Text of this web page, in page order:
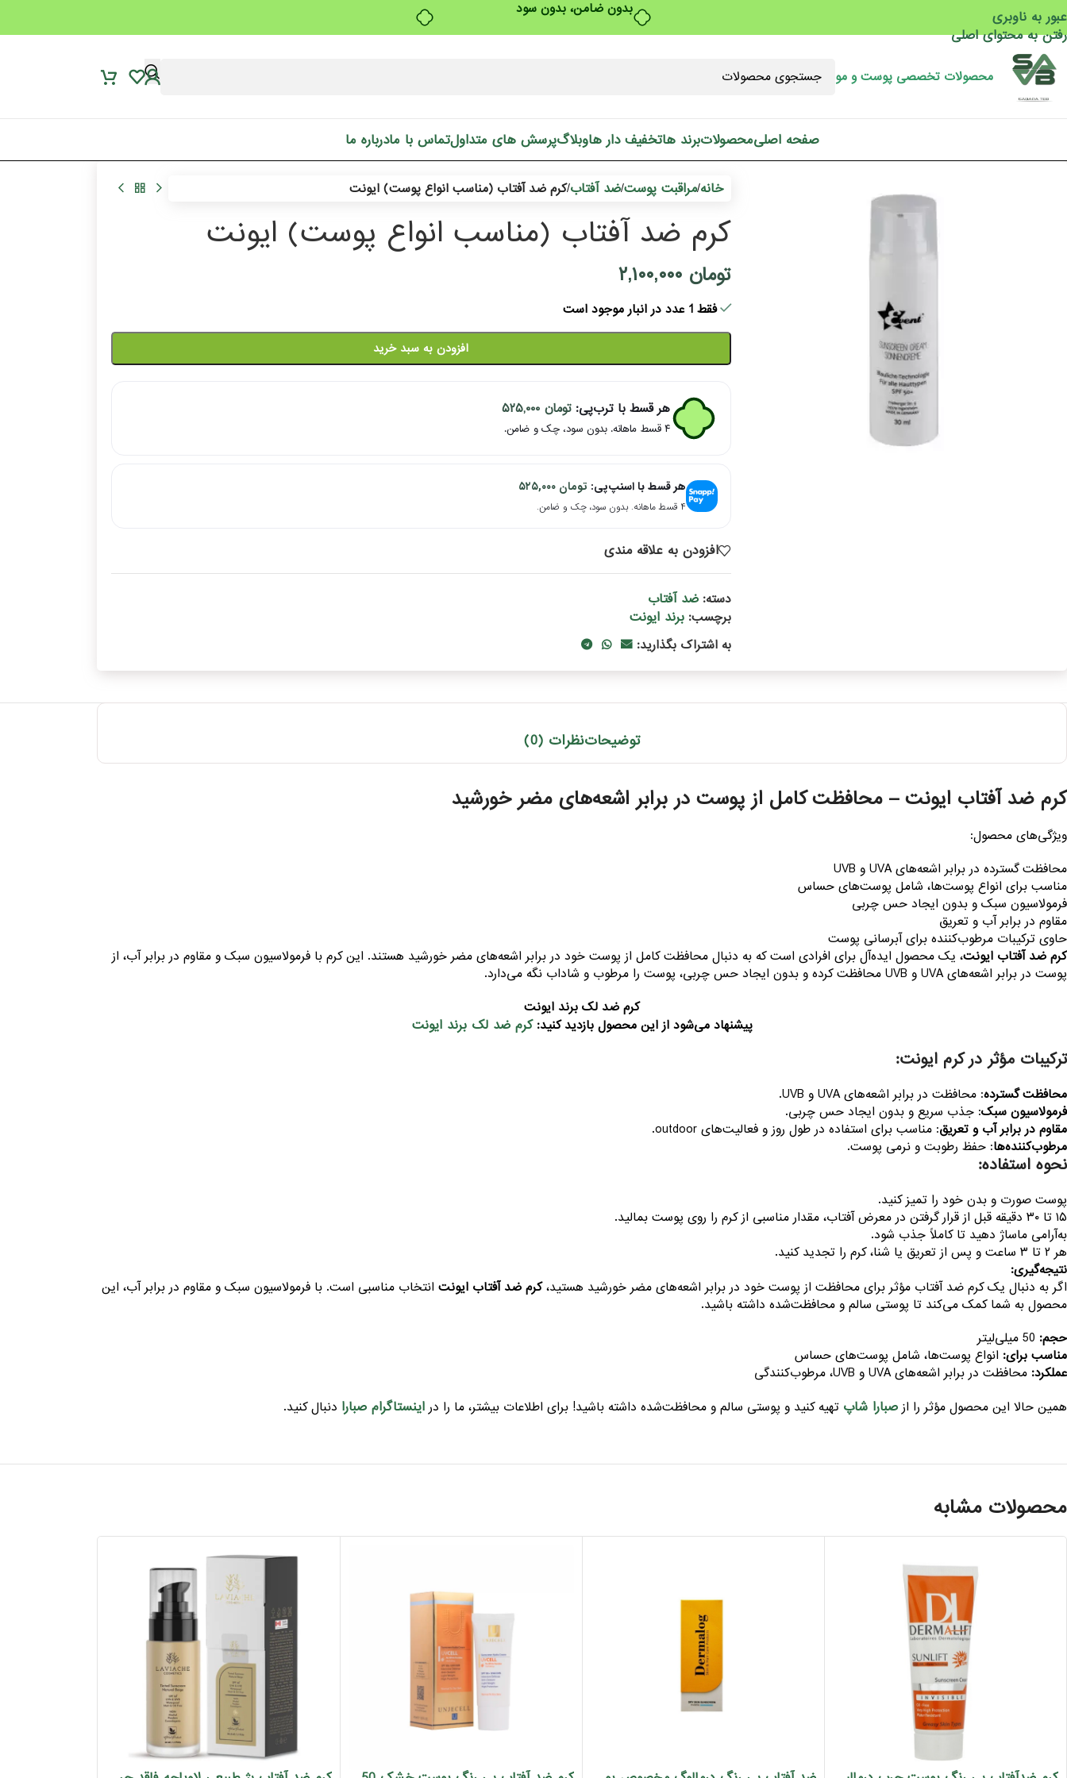
بدون ضامن، بدون سود
عبور به ناوبری
رفتن به محتوای اصلی
محصولات تخصصی پوست و مو
صفحه اصلیمحصولاتبرند هاتخفیف دار هاوبلاگپرسش های متداولتماس با مادرباره ما
خانه/مراقبت پوست/ضد آفتاب/کرم ضد آفتاب (مناسب انواع پوست) ایونت
کرم ضد آفتاب (مناسب انواع پوست) ایونت
تومان ۲,۱۰۰,۰۰۰
فقط 1 عدد در انبار موجود است
افزودن به سبد خرید
هر قسط با ترب‌پی:تومان ۵۲۵,۰۰۰
۴ قسط ماهانه. بدون سود، چک و ضامن.
هر قسط با اسنپ‌پی: تومان ۵۲۵,۰۰۰
۴ قسط ماهانه. بدون سود، چک و ضامن.
افزودن به علاقه مندی
دسته: ضد آفتاب
برچسب: برند ایونت
به اشتراک بگذارید:
توضیحاتنظرات (0)
کرم ضد آفتاب ایونت – محافظت کامل از پوست در برابر اشعه‌های مضر خورشید
ویژگی‌های محصول:
محافظت گسترده در برابر اشعه‌های UVA و UVB
مناسب برای انواع پوست‌ها، شامل پوست‌های حساس
فرمولاسیون سبک و بدون ایجاد حس چربی
مقاوم در برابر آب و تعریق
حاوی ترکیبات مرطوب‌کننده برای آبرسانی پوست
کرم ضد آفتاب ایونت، یک محصول ایده‌آل برای افرادی است که به دنبال محافظت کامل از پوست خود در برابر اشعه‌های مضر خورشید هستند. این کرم با فرمولاسیون سبک و مقاوم در برابر آب، از
پوست در برابر اشعه‌های UVA و UVB محافظت کرده و بدون ایجاد حس چربی، پوست را مرطوب و شاداب نگه می‌دارد.
کرم ضد لک برند ایونت
پیشنهاد می‌شود از این محصول بازدید کنید:کرم ضد لک برند ایونت
ترکیبات مؤثر در کرم ایونت:
محافظت گسترده: محافظت در برابر اشعه‌های UVA و UVB.
فرمولاسیون سبک: جذب سریع و بدون ایجاد حس چربی.
مقاوم در برابر آب و تعریق: مناسب برای استفاده در طول روز و فعالیت‌های outdoor.
مرطوب‌کننده‌ها: حفظ رطوبت و نرمی پوست.
نحوه استفاده:
پوست صورت و بدن خود را تمیز کنید.
۱۵ تا ۳۰ دقیقه قبل از قرار گرفتن در معرض آفتاب، مقدار مناسبی از کرم را روی پوست بمالید.
به‌آرامی ماساژ دهید تا کاملاً جذب شود.
هر ۲ تا ۳ ساعت و پس از تعریق یا شنا، کرم را تجدید کنید.
نتیجه‌گیری:
اگر به دنبال یک کرم ضد آفتاب مؤثر برای محافظت از پوست خود در برابر اشعه‌های مضر خورشید هستید،کرم ضد آفتاب ایونت انتخاب مناسبی است. با فرمولاسیون سبک و مقاوم در برابر آب، این
محصول به شما کمک می‌کند تا پوستی سالم و محافظت‌شده داشته باشید.
حجم:
مناسب برای: انواع پوست‌ها، شامل پوست‌های حساس
عملکرد: محافظت در برابر اشعه‌های UVA و UVB، مرطوب‌کنندگی
همین حالا این محصول مؤثر را از صبارا شاپ تهیه کنید و پوستی سالم و محافظت‌شده داشته باشید! برای اطلاعات بیشتر، ما را در اینستاگرام صبارا دنبال کنید.
محصولات مشابه